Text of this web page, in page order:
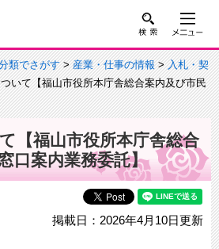
類でさがす>産業・仕事の情報>入札・契
いて【福山市役所本庁舎総合案内及び市民
【福山市役所本庁舎総合
口案内業務委託】
掲載日：2026年4月10日更新